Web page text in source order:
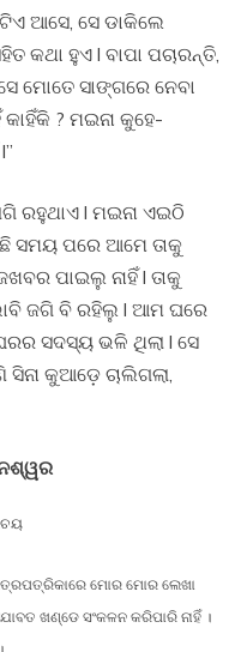
ଆସେ, ସେ ଡାକିଲେ
କଥା ହୁଏ l ବାପା ପଚାରନ୍ତି,
ମୋତେ ସାଙ୍ଗରେ ନେବା
କାହିଁକି ? ମଇନା କୁହେ-
ରହୁଥାଏ l ମଇନା ଏଇଠି
ସମୟ ପରେ ଆମେ ତାକୁ
ପାଇଲୁ ନାହିଁ l ତାକୁ
ଜଗି ବି ରହିଲୁ l ଆମ ଘରେ
ସଦସ୍ୟ ଭଳି ଥିଲା l ସେ
କୁଆଡ଼େ ଚାଲିଗଲା,
ମୋର ମୋର ଲେଖା
ଖଣ୍ଡେ ସଂକଳନ କରିପାରି ନାହିଁ ।